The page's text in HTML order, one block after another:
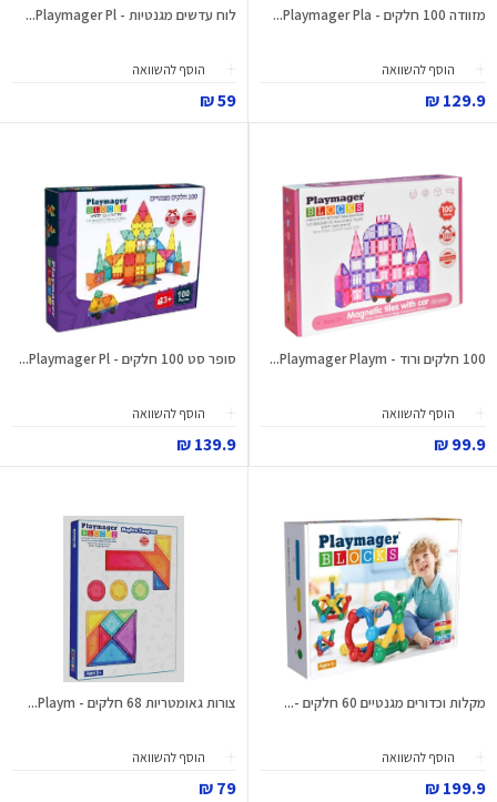
מזוודה 100 חלקים - Playmager Pla...
הוסף להשוואה
129.9 ₪
לוח עדשים מגנטיות - Playmager Pl...
הוסף להשוואה
59 ₪
100 חלקים ורוד - Playmager Playm...
הוסף להשוואה
99.9 ₪
סופר סט 100 חלקים - Playmager Pl...
הוסף להשוואה
139.9 ₪
מקלות וכדורים מגנטיים 60 חלקים -...
הוסף להשוואה
199.9 ₪
צורות גאומטריות 68 חלקים - Playm...
הוסף להשוואה
79 ₪